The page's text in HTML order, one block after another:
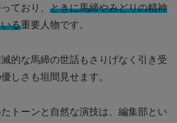
ており、 ときに馬締やみどりの精神
る重要人物です。
的な馬締の世話もさりげなく引き受
しさも垣間見せます。
トーンと自然な演技は、編集部とい